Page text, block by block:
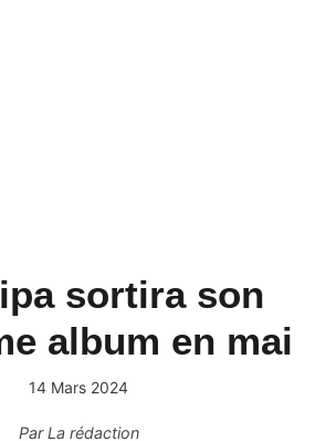
sortira son
album en mai
14 Mars 2024
ParLa rédaction